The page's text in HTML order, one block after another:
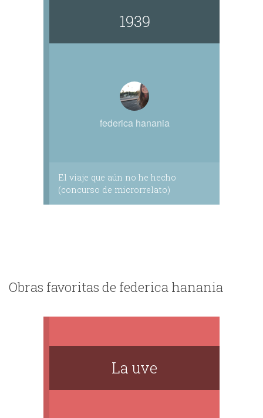
1939
federica hanania
El viaje que aún no he hecho
(concurso de microrrelato)
Obras favoritas de federica hanania
La uve